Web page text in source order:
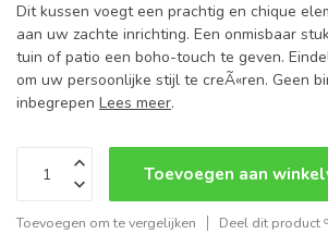
Dit kussen voegt een prachtig en chique
aan uw zachte inrichting. Een onmisbaar
tuin of patio een boho-touch te geven.
om uw persoonlijke stijl te creÃ«ren. Geen
inbegrepen Lees meer.
Toevoegen aan
Toevoegen om te vergelijken Deel dit product